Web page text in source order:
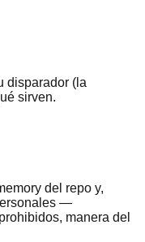
disparador (la
sirven.
del repo y,
—
manera del